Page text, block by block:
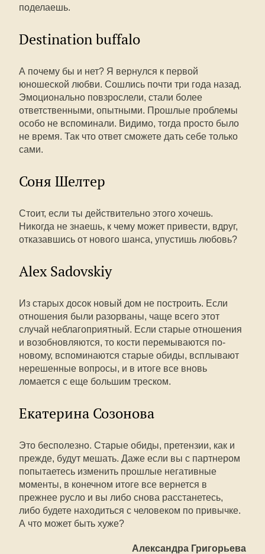
поделаешь.
Destination buffalo
А почему бы и нет? Я вернулся к первой
юношеской любви. Сошлись почти три года назад.
Эмоционально повзрослели, стали более
ответственными, опытными. Прошлые проблемы
особо не вспоминали. Видимо, тогда просто было
не время. Так что ответ сможете дать себе только
сами.
Соня Шелтер
Стоит, если ты действительно этого хочешь.
Никогда не знаешь, к чему может привести, вдруг,
отказавшись от нового шанса, упустишь любовь?
Alex Sadovskiy
Из старых досок новый дом не построить. Если
отношения были разорваны, чаще всего этот
случай неблагоприятный. Если старые отношения
и возобновляются, то кости перемываются по-
новому, вспоминаются старые обиды, всплывают
нерешенные вопросы, и в итоге все вновь
ломается с еще большим треском.
Екатерина Созонова
Это бесполезно. Старые обиды, претензии, как и
прежде, будут мешать. Даже если вы с партнером
попытаетесь изменить прошлые негативные
моменты, в конечном итоге все вернется в
прежнее русло и вы либо снова расстанетесь,
либо будете находиться с человеком по привычке.
А что может быть хуже?
Александра Григорьева